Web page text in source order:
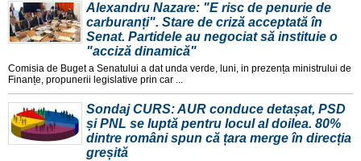
Alexandru Nazare: "E risc de penurie de
carburanți". Stare de criză acceptată în
Senat. Partidele au negociat să instituie o
"acciză dinamică"
Comisia de Buget a Senatului a dat unda verde, luni, in prezența ministrului de
Finanțe, propunerii legislative prin car ...
Sondaj CURS: AUR conduce detașat, PSD
și PNL se luptă pentru locul al doilea. 80%
dintre români spun că țara merge în direcția
greșită